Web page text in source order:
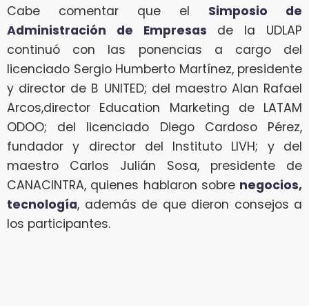
Cabe comentar que el Simposio de
Administración de Empresas de la UDLAP
continuó con las ponencias a cargo del
licenciado Sergio Humberto Martínez, presidente
y director de B UNITED; del maestro Alan Rafael
Arcos,director Education Marketing de LATAM
ODOO; del licenciado Diego Cardoso Pérez,
fundador y director del Instituto LIVH; y del
maestro Carlos Julián Sosa, presidente de
CANACINTRA, quienes hablaron sobre negocios,
tecnología, además de que dieron consejos a
los participantes.